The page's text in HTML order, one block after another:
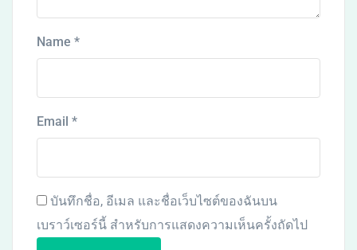
Name *
Email *
บันทึกชื่อ, อีเมล และชื่อเว็บไซต์ของฉันบน
เบราว์เซอร์นี้ สำหรับการแสดงความเห็นครั้งถัดไป